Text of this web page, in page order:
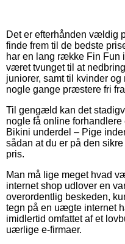
Det er efterhånden vældig
finde frem til de bedste
har en lang række Fin Fun
været tvunget til at
juniorer, samt til kvinder
nogle gange præstere fri
Til gengæld kan det
nogle få online forhandlere
Bikini underdel – Pige
sådan at du er på den
pris.
Man må lige meget hvad
internet shop udlover en
overordentlig beskeden,
tegn på en uægte internet
imidlertid omfattet af et
uærlige e-firmaer.